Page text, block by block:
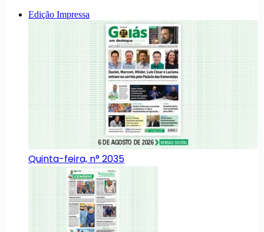
Edição Impressa
Quinta-feira, n° 2035